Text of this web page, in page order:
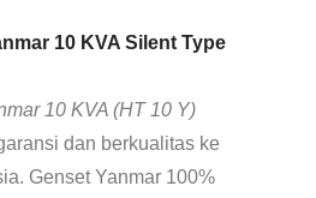
10 KVA Silent Type
10 KVA (HT 10 Y)
dan berkualitas ke
Genset Yanmar 100%